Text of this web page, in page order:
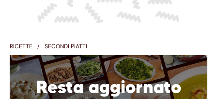
RICETTE SECONDI PIATTI
Resta aggiornato